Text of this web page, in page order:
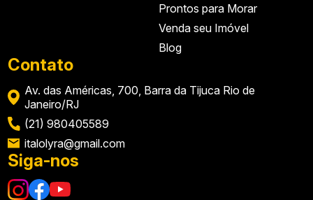
Prontos para Morar
Venda seu Imóvel
Blog
Contato
Av. das Américas, 700, Barra da Tijuca Rio de
Janeiro/RJ
(21) 980405589
italolyra@gmail.com
Siga-nos